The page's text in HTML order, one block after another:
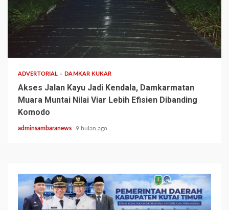
2 min read
ADVERTORIAL DAMKAR KUKAR
Akses Jalan Kayu Jadi Kendala, Damkarmatan
Muara Muntai Nilai Viar Lebih Efisien Dibanding
Komodo
adminsambaranews 9 bulan ago